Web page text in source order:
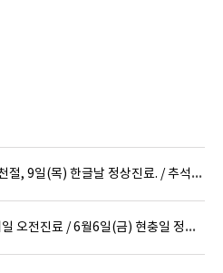
10
월3일(금) 개천절, 9일(목) 한글날 정상진료. / 추석연휴 5일(일)~8일(수) 휴진안내 입니다.
6월
3일(화) 선거일 오전진료 / 6월6일(금) 현충일 정상진료 안내입니다.